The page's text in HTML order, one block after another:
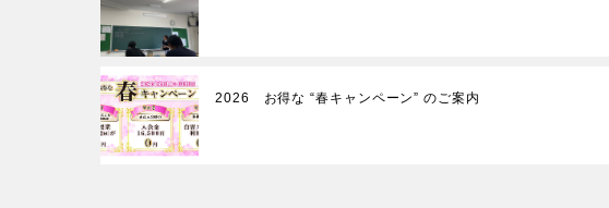
2026 お得な “春キャンペーン” のご案内